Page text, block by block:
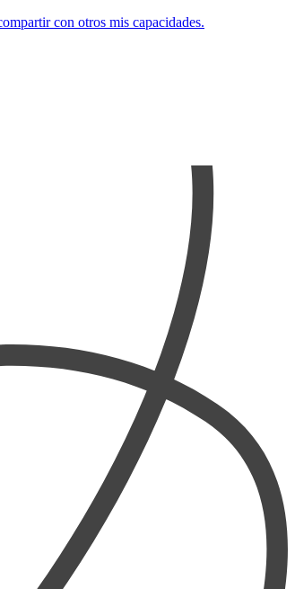
con otros mis capacidades.